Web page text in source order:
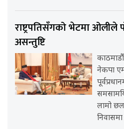
राष्ट्रपतिसँगको भेटमा ओलीले
असन्तुष्टि
काठमाडौँ
नेकपा
लामो